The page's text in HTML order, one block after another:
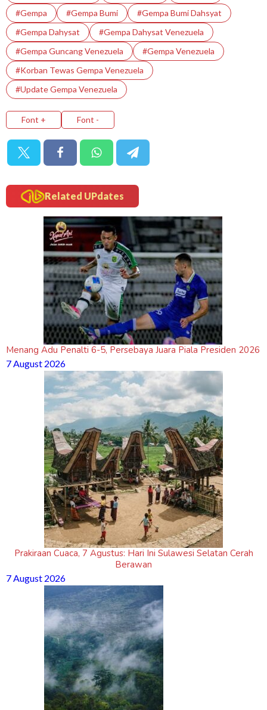
#Gempa
#Gempa Bumi
#gempa Bumi Dahsyat
#Gempa Dahysat
#Gempa Dahysat Venezuela
#Gempa Guncang Venezuela
#Gempa Venezuela
#Korban Tewas Gempa Venezuela
#Update Gempa Venezuela
Font + Font -
Related UPdates
Menang Adu Penalti 6-5, Persebaya Juara Piala Presiden 2026
7 August 2026
Prakiraan Cuaca, 7 Agustus: Hari Ini Sulawesi Selatan Cerah
Berawan
7 August 2026